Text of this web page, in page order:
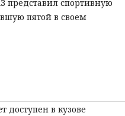
представил спортивную
пятой в своем
доступен в кузове